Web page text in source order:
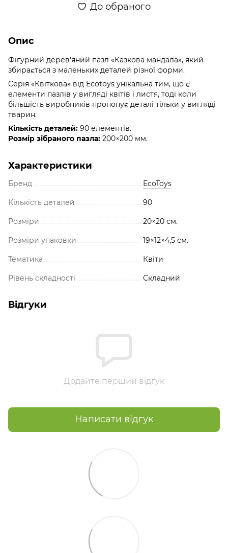
До обраного
Опис
Фігурний дерев'яний пазл «Казкова мандала», який
збирається з маленьких деталей різної форми.
Серія «Квіткова» від Ecotoys унікальна тим, що є
елементи пазлів у вигляді квітів і листя, тоді коли
більшість виробників пропонує деталі тільки у вигляді
тварин.
Кількість деталей: 90 елементів.
Розмір зібраного пазла: 200×200 мм.
Характеристики
Бренд EcoToys
Кількість деталей 90
Розміри 20×20 см.
Розміри упаковки 19×12×4,5 см.
Тематика Квіти
Рівень складності Складний
Відгуки
Додайте перший відгук
Написати відгук